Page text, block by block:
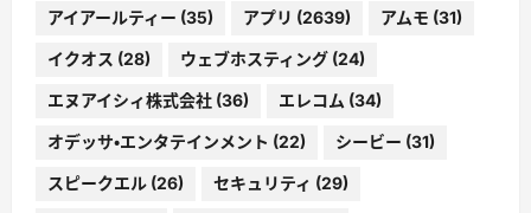
アイアールティー (35) アプリ (2639) アムモ (31)
イクオス (28) ウェブホスティング (24)
エヌアイシィ株式会社 (36) エレコム (34)
オデッサ・エンタテインメント (22) シービー (31)
スピークエル (26) セキュリティ (29)